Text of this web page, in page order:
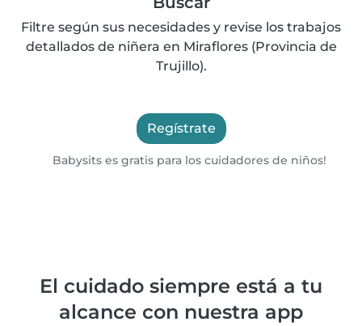
Filtre según sus necesidades y revise los trabajos
detallados de niñera en Miraflores (Provincia de
Trujillo).
Regístrate
Babysits es gratis para los cuidadores de niños!
El cuidado siempre está a tu
alcance con nuestra app